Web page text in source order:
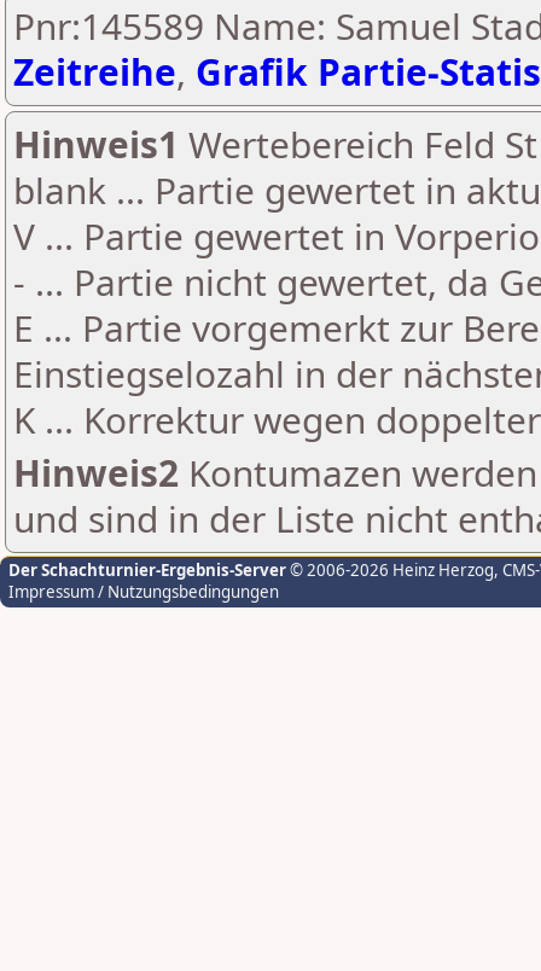
Pnr:145589 Name: Samuel
Zeitreihe, Grafik Partie-
Hinweis1 Wertebereich Feld
blank ... Partie gewertet in
V ... Partie gewertet in
- ... Partie nicht gewertet, da
E ... Partie vorgemerkt zur
Einstiegselozahl in der
K ... Korrektur wegen
Hinweis2 Kontumazen
und sind in der Liste nicht
Der Schachturnier-Ergebnis-Server© 2006-2026 Heinz Herzog,
Impressum / Nutzungsbedingungen